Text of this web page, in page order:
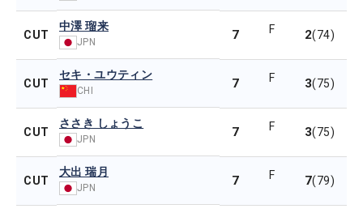
CUT
中澤 瑠来
JPN 7 F 2(74)
CUT
セキ・ユウティン
CHI 7 F 3(75)
CUT
ささき しょうこ
JPN 7 F 3(75)
CUT
大出 瑞月
JPN 7 F 7(79)